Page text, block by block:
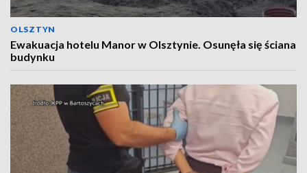
OLSZTYN
Ewakuacja hotelu Manor w Olsztynie. Osunęła się ściana
budynku